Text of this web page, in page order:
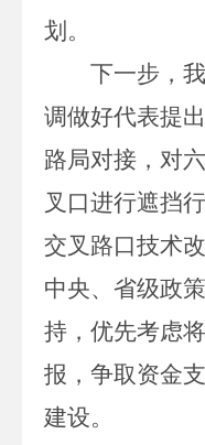
划。
下一步，
调做好代表提
路局对接，对
叉口进行遮挡
交叉路口技术
中央、省级政
持，优先考虑
报，争取资金
建设。